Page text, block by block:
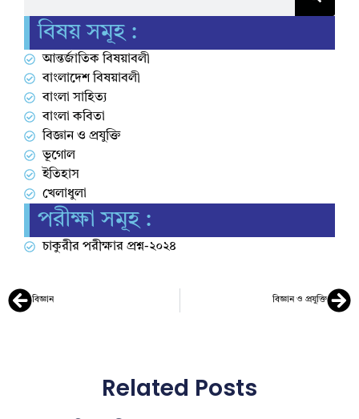
বিষয় সমূহ :
আন্তর্জাতিক বিষয়াবলী
বাংলাদেশ বিষয়াবলী
বাংলা সাহিত্য
বাংলা কবিতা
বিজ্ঞান ও প্রযুক্তি
ভূগোল
ইতিহাস
খেলাধুলা
পরীক্ষা সমূহ :
চাকুরীর পরীক্ষার প্রশ্ন-২০২৪
বিজ্ঞান বিজ্ঞান ও প্রযুক্তি
Related Posts